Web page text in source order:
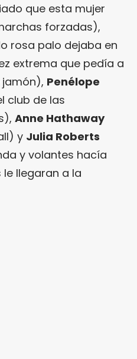
que esta mujer
forzadas),
rosa palo dejaba en
extrema que pedía a
Penélope
club de las
Anne Hathaway
y Julia Roberts
y volantes hacía
llegaran a la